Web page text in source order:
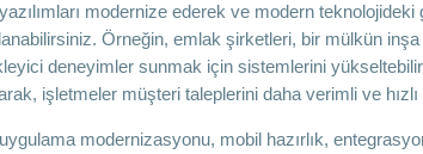
modernize ederek ve modern
Örneğin, emlak şirketleri, bir mülkün
deneyimler sunmak için sistemlerini
işletmeler müşteri taleplerini daha verimli ve
modernizasyonu, mobil hazırlık,